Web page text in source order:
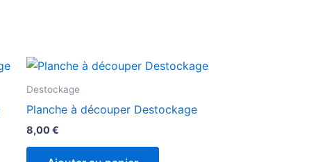
Destockage
Planche à découper Destockage
8,00€